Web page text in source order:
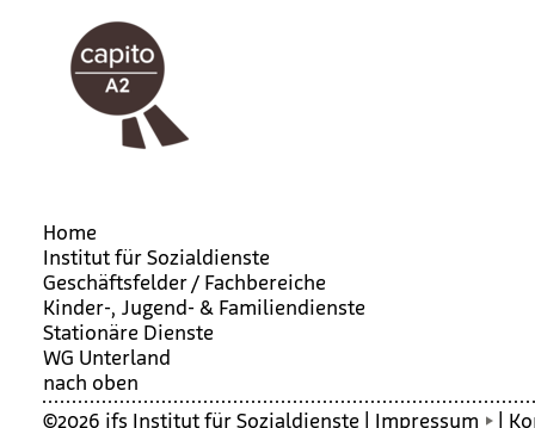
Home
Institut für Sozialdienste
Geschäftsfelder / Fachbereiche
Kinder-, Jugend- & Familiendienste
Stationäre Dienste
WG Unter­land
nach oben
©2026 ifs Institut für Sozialdienste | Impressum